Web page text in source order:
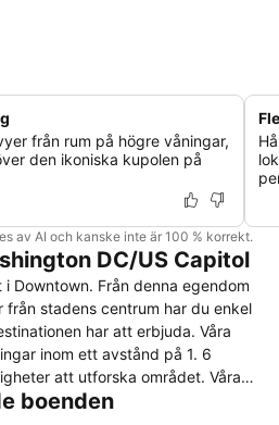
från rum på högre våningar,
den ikoniska kupolen på
av AI och kanske inte är 100 % korrekt.
DC/US Capitol
Downtown. Från denna egendom
från stadens centrum har du enkel
har att erbjuda. Våra
inom ett avstånd på 1. 6
att utforska området. Våra
flygplatsen. Det totala antalet rum på
boenden